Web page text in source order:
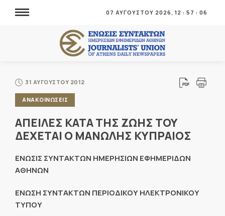
07 ΑΥΓΟΥΣΤΟΥ 2026, 12 : 57 : 06
31 ΑΥΓΟΥΣΤΟΥ 2012
ΑΝΑΚΟΙΝΩΣΕΙΣ
ΑΠΕΙΛΕΣ ΚΑΤΑ ΤΗΣ ΖΩΗΣ ΤΟΥ
ΔΕΧΕΤΑΙ Ο ΜΑΝΩΛΗΣ ΚΥΠΡΑΙΟΣ
ΕΝΩΣΙΣ ΣΥΝΤΑΚΤΩΝ ΗΜΕΡΗΣΙΩΝ ΕΦΗΜΕΡΙΔΩΝ
ΑΘΗΝΩΝ
ΕΝΩΣΗ ΣΥΝΤΑΚΤΩΝ ΠΕΡΙΟΔΙΚΟΥ ΗΛΕΚΤΡΟΝΙΚΟΥ
ΤΥΠΟΥ